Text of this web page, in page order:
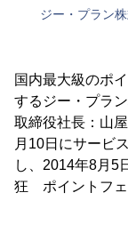
ジー・プラン
国内最大級のポ
するジー・プラ
取締役社長：山
月10日にサービ
し、2014年8月5
狂 ポイントフェ